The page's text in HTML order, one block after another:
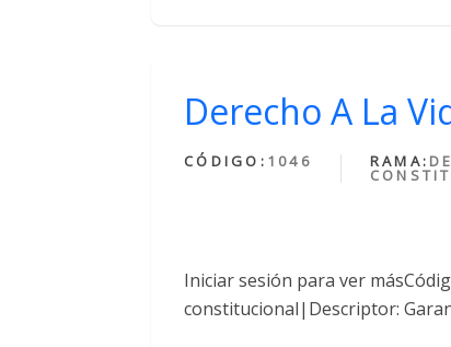
Derecho A La
CÓDIGO: 1046 RAMA:
Iniciar sesión para ver
constitucional|Descriptor: